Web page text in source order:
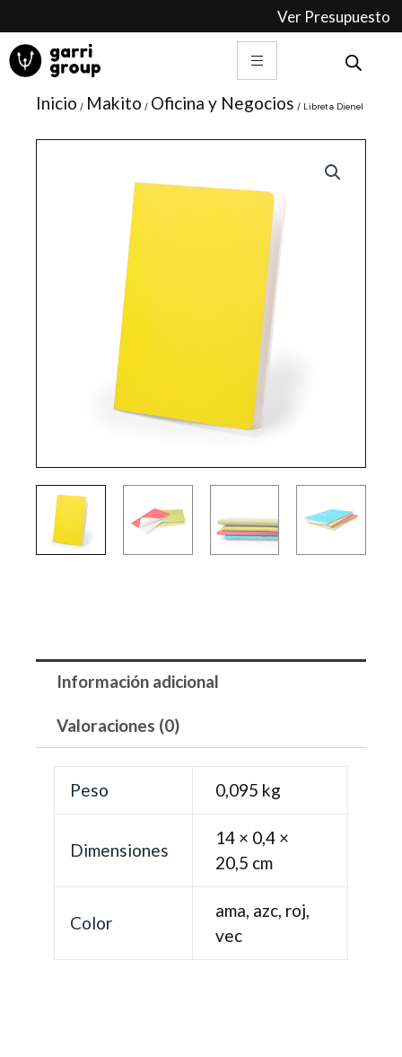
contenido
Ver Presupuesto
Inicio / Makito / Oficina y Negocios / Libreta Dienel
Información adicional
Valoraciones (0)
Peso 0,095 kg
Dimensiones
14 × 0,4 ×
20,5 cm
Color
ama, azc, roj,
vec